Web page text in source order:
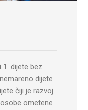
dijete bez
dijete
čiji je razvoj
ometene